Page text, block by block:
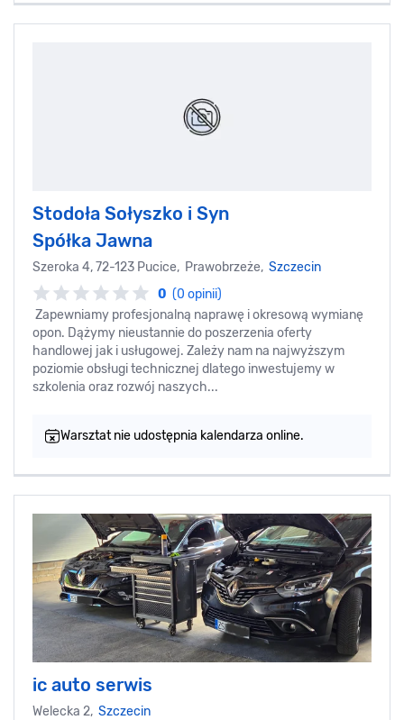
Stodoła Sołyszko i Syn
Spółka Jawna
Szeroka 4, 72-123 Pucice, Prawobrzeże, Szczecin
0 (0 opinii)
Zapewniamy profesjonalną naprawę i okresową wymianę
opon. Dążymy nieustannie do poszerzenia oferty
handlowej jak i usługowej. Zależy nam na najwyższym
poziomie obsługi technicznej dlatego inwestujemy w
szkolenia oraz rozwój naszych...
Warsztat nie udostępnia kalendarza online.
ic auto serwis
Welecka 2, Szczecin